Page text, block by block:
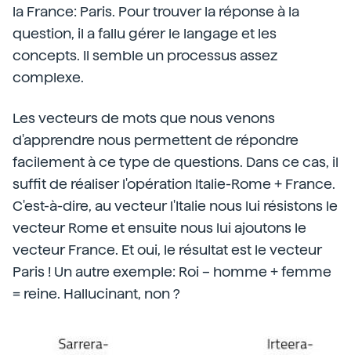
la France: Paris. Pour trouver la réponse à la
question, il a fallu gérer le langage et les
concepts. Il semble un processus assez
complexe.
Les vecteurs de mots que nous venons
d'apprendre nous permettent de répondre
facilement à ce type de questions. Dans ce cas, il
suffit de réaliser l'opération Italie-Rome + France.
C'est-à-dire, au vecteur l'Italie nous lui résistons le
vecteur Rome et ensuite nous lui ajoutons le
vecteur France. Et oui, le résultat est le vecteur
Paris ! Un autre exemple: Roi – homme + femme
= reine. Hallucinant, non ?